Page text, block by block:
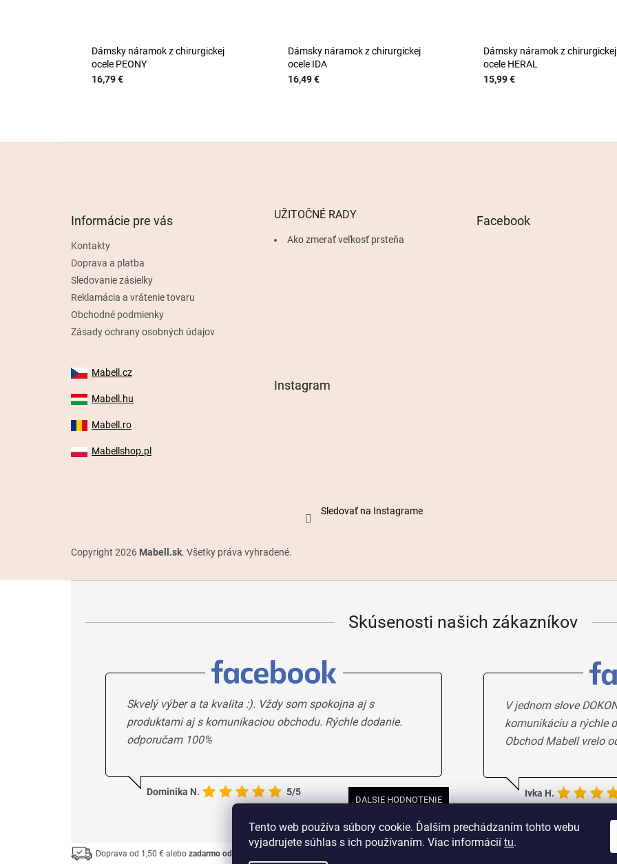
Tento web používa súbory cookie. Ďalším prechádzaním tohto webu
vyjadrujete súhlas s ich používaním. Viac informácií tu.
Dámsky náramok z chirurgickej
ocele PEONY
16,79 €
Dámsky náramok z chirurgickej
ocele IDA
16,49 €
Dámsky náramok z chirurgickej
ocele HERAL
15,99 €
Informácie pre vás
Kontakty
Doprava a platba
Sledovanie zásielky
Reklamácia a vrátenie tovaru
Obchodné podmienky
Zásady ochrany osobných údajov
UŽITOČNÉ RADY
Ako zmerať veľkosť prsteňa
Facebook
Mabell.cz
Mabell.hu
Mabell.ro
Mabellshop.pl
Instagram
Sledovať na Instagrame
Copyright 2026 Mabell.sk. Všetky práva vyhradené.
Skúsenosti našich zákazníkov
Skvelý výber a ta kvalita :). Vždy som spokojna aj s
produktami aj s komunikaciou obchodu. Rýchle dodanie.
odporučam 100%
Dominika N. 5/5
DALSIE HODNOTENIE
V jednom slove
komunikáciu a rýchle
Obchod Mabell vrelo
Ivka H.
Doprava od 1,50 € alebo zadarmo od 33 €